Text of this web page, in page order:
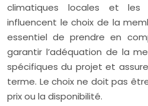
climatiques locales et les
influencent le choix de la
essentiel de prendre en
garantir l’adéquation de la
spécifiques du projet et
terme. Le choix ne doit pas
prix ou la disponibilité.